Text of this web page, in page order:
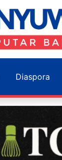
Diaspora